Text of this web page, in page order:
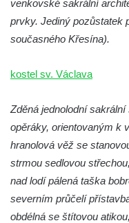
Márnice na hřbitově
Márnice na hřbitově v
Hrobčicích
Márnice na hřbitově
Kaple v Bezděkově
Kaple Nejsvětější
Výklenková kaple na
venkovské sakrální
prvky. Jediný pozůstatek
současného Křesína).
kostel sv. Václava
Zděná jednolodní
opěráky, orientovaným k
hranolová věž se
strmou sedlovou
nad lodí pálená taška
severním průčelí
obdélná se štítovou